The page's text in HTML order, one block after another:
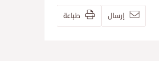
إرسال طباعة